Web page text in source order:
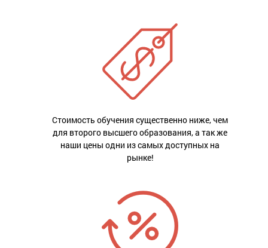
Стоимость обучения существенно ниже, чем
для второго высшего образования, а так же
наши цены одни из самых доступных на
рынке!